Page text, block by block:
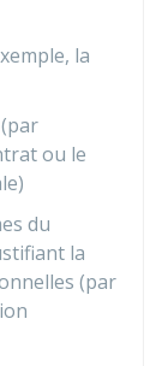
la
ou le
du
la
(par